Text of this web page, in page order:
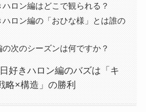
ロン編はどこで観られる？
ハロン編の「おひな様」とは誰の
次のシーズンは何ですか？
好きハロン編のバズは「キ
略×構造」の勝利